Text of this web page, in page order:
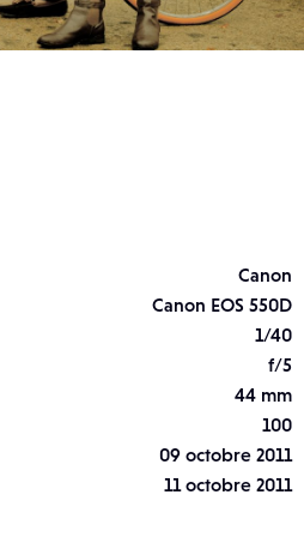
Canon
Canon EOS 550D
1/40
f/5
44 mm
100
09 octobre 2011
11 octobre 2011